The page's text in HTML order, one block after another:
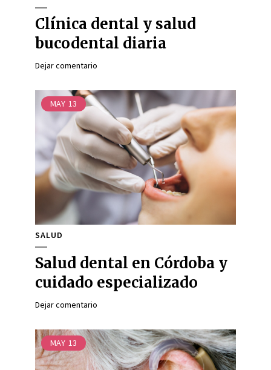
Clínica dental y salud
bucodental diaria
Dejar comentario
MAY 13
SALUD
Salud dental en Córdoba y
cuidado especializado
Dejar comentario
MAY 13